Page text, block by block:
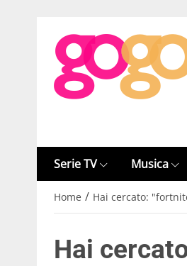
Serie TV Musica
Home / Hai cercato:
Hai